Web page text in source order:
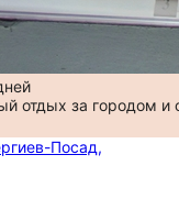
отдых за городом